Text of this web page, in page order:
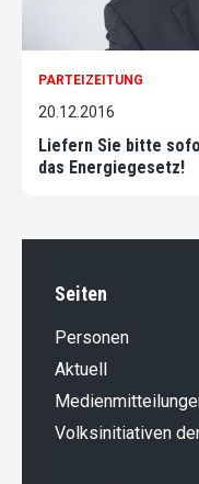
PARTEIZEITUNG
20.12.2016
Liefern Sie bitte
das Energiegesetz!
Seiten
Personen
Aktuell
Volksinitiativen